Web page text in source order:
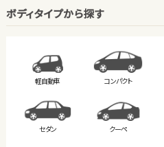
ボディタイプから探す
軽自動車 コンパクト
セダン クーペ